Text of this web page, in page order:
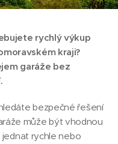
rychlý výkup
kraji?
garáže bez
bezpečné řešení
může být vhodnou
rychle nebo